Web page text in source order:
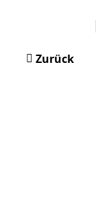
Zurück